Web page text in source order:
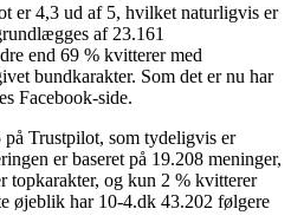
er 4,3 ud af 5, hvilket naturligvis er
af 23.161
end 69 % kvitterer med
bundkarakter. Som det er nu har
Facebook-side.
Trustpilot, som tydeligvis er
er baseret på 19.208 meninger,
topkarakter, og kun 2 % kvitterer
øjeblik har 10-4.dk 43.202 følgere